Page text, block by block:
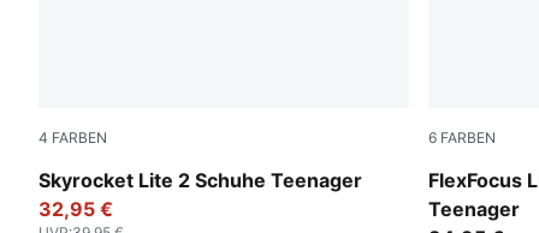
4 FARBEN
Skyrocket Lite 2 Schuhe Teenager
Puma White
32,95 €
6 FARBEN
FlexFocus
Teenager
PUMA